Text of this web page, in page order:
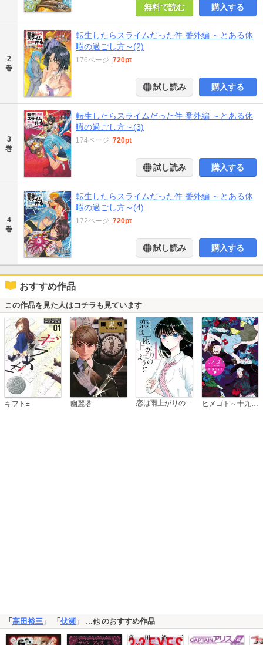
無料で読む 購入する
2
巻
転生したらスライムだった件 番外編 ～とある休
暇の過ごし方～(2)
176ページ |720pt
試し読み 購入する
3
巻
転生したらスライムだった件 番外編 ～とある休
暇の過ごし方～(3)
174ページ |720pt
試し読み 購入する
4
巻
転生したらスライムだった件 番外編 ～とある休
暇の過ごし方～(4)
172ページ |720pt
試し読み 購入する
おすすめ作品
この作品を見た人はコチラも見ています
ギフト± 幽麗塔 恋は雨上がりのように
「高田裕三 」 「伏瀬 」 …他のおすすめ作品